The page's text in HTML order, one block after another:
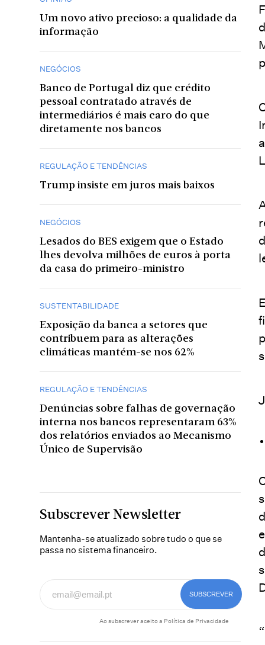
Um novo ativo precioso: a qualidade da
informação
NEGÓCIOS
Banco de Portugal diz que crédito
pessoal contratado através de
intermediários é mais caro do que
diretamente nos bancos
REGULAÇÃO E TENDÊNCIAS
Trump insiste em juros mais baixos
NEGÓCIOS
Lesados do BES exigem que o Estado
lhes devolva milhões de euros à porta
da casa do primeiro-ministro
SUSTENTABILIDADE
Exposição da banca a setores que
contribuem para as alterações
climáticas mantém-se nos 62%
REGULAÇÃO E TENDÊNCIAS
Denúncias sobre falhas de governação
interna nos bancos representaram 63%
dos relatórios enviados ao Mecanismo
Único de Supervisão
Subscrever Newsletter
Mantenha-se atualizado sobre tudo o que se
passa no sistema financeiro.
Ao subscrever aceito a Política de Privacidade